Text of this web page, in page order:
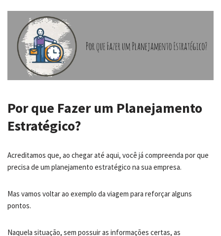
Por que Fazer um Planejamento
Estratégico?
Acreditamos que, ao chegar até aqui, você já compreenda por que
precisa de um planejamento estratégico na sua empresa.
Mas vamos voltar ao exemplo da viagem para reforçar alguns
pontos.
Naquela situação, sem possuir as informações certas, as